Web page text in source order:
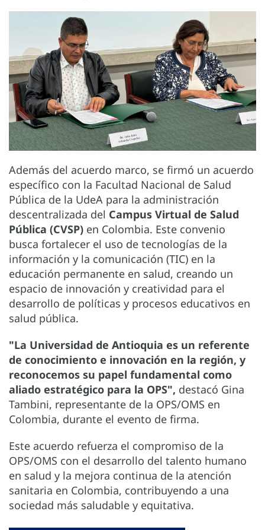
Además del acuerdo marco, se firmó un acuerdo
específico con la Facultad Nacional de Salud
Pública de la UdeA para la administración
descentralizada del Campus Virtual de Salud
Pública (CVSP) en Colombia. Este convenio
busca fortalecer el uso de tecnologías de la
información y la comunicación (TIC) en la
educación permanente en salud, creando un
espacio de innovación y creatividad para el
desarrollo de políticas y procesos educativos en
salud pública.
"La Universidad de Antioquia es un referente
de conocimiento e innovación en la región, y
reconocemos su papel fundamental como
aliado estratégico para la OPS", destacó Gina
Tambini, representante de la OPS/OMS en
Colombia, durante el evento de firma.
Este acuerdo refuerza el compromiso de la
OPS/OMS con el desarrollo del talento humano
en salud y la mejora continua de la atención
sanitaria en Colombia, contribuyendo a una
sociedad más saludable y equitativa.